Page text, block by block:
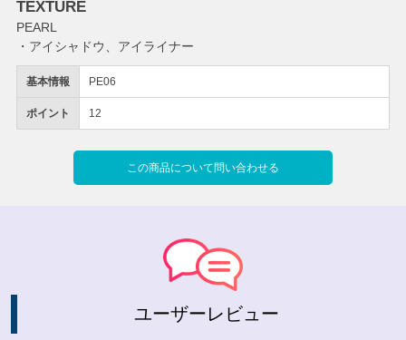
基本情報 PE06
ポイント 12
この商品について問い合わせる
TEXTURE
PEARL
・アイシャドウ、アイライナー
ユーザーレビュー